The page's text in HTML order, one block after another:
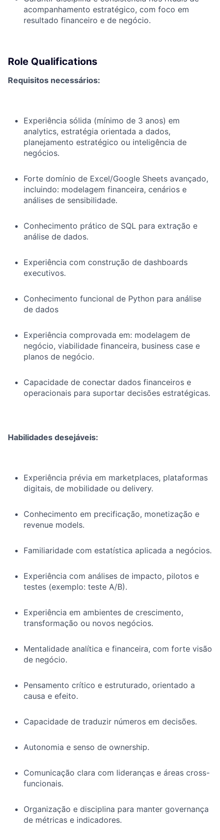
acompanhamento estratégico, com foco em
resultado financeiro e de negócio.
Role Qualifications
Requisitos necessários:
Experiência sólida (mínimo de 3 anos) em
analytics, estratégia orientada a dados,
planejamento estratégico ou inteligência de
negócios.
Forte domínio de Excel/Google Sheets avançado,
incluindo: modelagem financeira, cenários e
análises de sensibilidade.
Conhecimento prático de SQL para extração e
análise de dados.
Experiência com construção de dashboards
executivos.
Conhecimento funcional de Python para análise
de dados
Experiência comprovada em: modelagem de
negócio, viabilidade financeira, business case e
planos de negócio.
Capacidade de conectar dados financeiros e
operacionais para suportar decisões estratégicas.
Habilidades desejáveis:
Experiência prévia em marketplaces, plataformas
digitais, de mobilidade ou delivery.
Conhecimento em precificação, monetização e
revenue models.
Familiaridade com estatística aplicada a negócios.
Experiência com análises de impacto, pilotos e
testes (exemplo: teste A/B).
Experiência em ambientes de crescimento,
transformação ou novos negócios.
Mentalidade analítica e financeira, com forte visão
de negócio.
Pensamento crítico e estruturado, orientado a
causa e efeito.
Capacidade de traduzir números em decisões.
Autonomia e senso de ownership.
Comunicação clara com lideranças e áreas cross-
funcionais.
Organização e disciplina para manter governança
de métricas e indicadores.